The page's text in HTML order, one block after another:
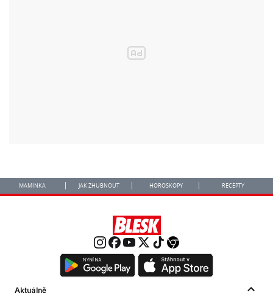
MAMINKA JAK ZHUBNOUT HOROSKOPY RECEPTY
Aktuálně